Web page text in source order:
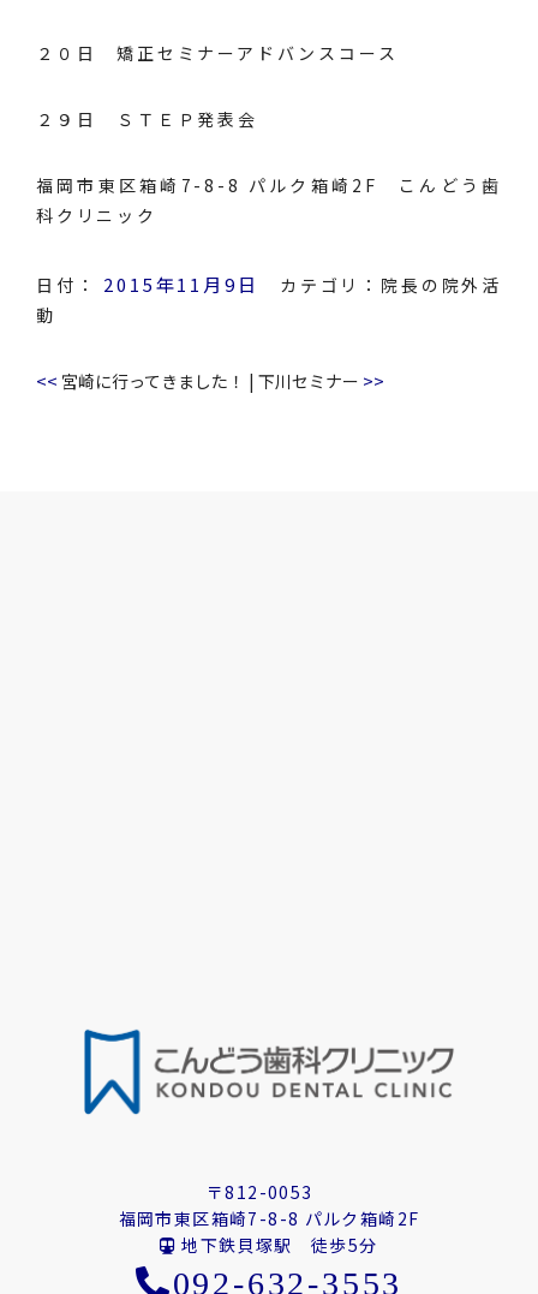
２０日 矯正セミナーアドバンスコース
２９日 ＳＴＥＰ発表会
福岡市東区箱崎7-8-8 パルク箱崎2F こんどう歯
科クリニック
日付： 2015年11月9日 カテゴリ： 院長の院外活
動
<< 宮崎に行ってきました！ | 下川セミナー >>
〒812-0053
福岡市東区箱崎7-8-8 パルク箱崎2F
地下鉄貝塚駅 徒歩5分
092-632-3553